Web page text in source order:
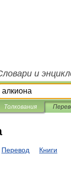
и
Толкования
Перевод Книги